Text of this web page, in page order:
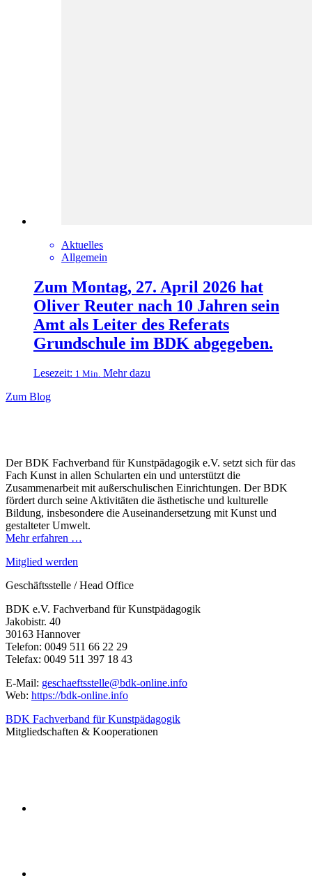
Aktuelles
Allgemein
Zum Montag, 27. April 2026 hat
Oliver Reuter nach 10 Jahren sein
Amt als Leiter des Referats
Grundschule im BDK abgegeben.
Lesezeit: 1 Min. Mehr dazu
Zum Blog
Der BDK Fachverband für Kunstpädagogik e.V. setzt sich für das
Fach Kunst in allen Schularten ein und unterstützt die
Zusammenarbeit mit außerschulischen Einrichtungen. Der BDK
fördert durch seine Aktivitäten die ästhetische und kulturelle
Bildung, insbesondere die Auseinandersetzung mit Kunst und
gestalteter Umwelt.
Mehr erfahren …
Mitglied werden
Geschäftsstelle / Head Office
BDK e.V. Fachverband für Kunstpädagogik
Jakobistr. 40
30163 Hannover
Telefon: 0049 511 66 22 29
Telefax: 0049 511 397 18 43
E-Mail: geschaeftsstelle@bdk-online.info
Web: https://bdk-online.info
BDK Fachverband für Kunstpädagogik
Mitgliedschaften & Kooperationen